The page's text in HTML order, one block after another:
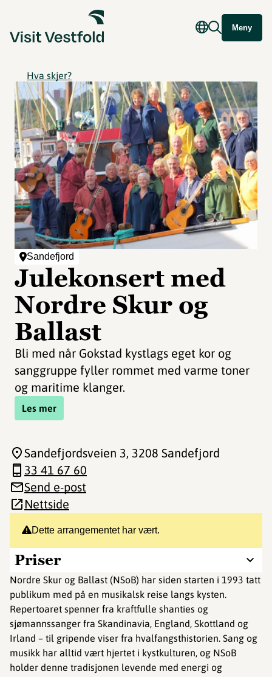
Meny
Hva skjer?
Sandefjord
Julekonsert med
Nordre Skur og
Ballast
Bli med når Gokstad kystlags eget kor og
sanggruppe fyller rommet med varme toner
og maritime klanger.
Les mer
Dette arrangementet har vært.
Priser
Nordre Skur og Ballast (NSoB) har siden starten i 1993 tatt
publikum med på en musikalsk reise langs kysten.
Repertoaret spenner fra kraftfulle shanties og
sjømannssanger fra Skandinavia, England, Skottland og
Irland – til gripende viser fra hvalfangsthistorien. Sang og
musikk har alltid vært hjertet i kystkulturen, og NSoB
holder denne tradisjonen levende med energi og
Sandefjordsveien 3, 3208 Sandefjord
33 41 67 60
Send e-post
Nettside